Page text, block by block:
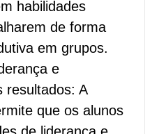
habilidades
de forma
em grupos.
e
resultados: A
que os alunos